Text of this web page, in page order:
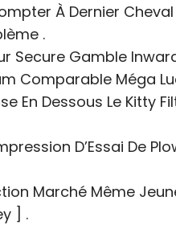
À Dernier
.
Secure Gamble
Comparable Méga
En Dessous Le Kitty
D’Essai De
Marché Même
] .